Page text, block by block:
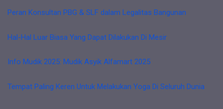
Peran Konsultan PBG & SLF dalam Legalitas Bangunan
Hal-Hal Luar Biasa Yang Dapat Dilakukan Di Mesir
Info Mudik 2025: Mudik Asyik Alfamart 2025
Tempat Paling Keren Untuk Melakukan Yoga Di Seluruh Dunia